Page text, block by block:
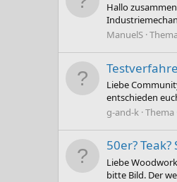
Hallo
ManuelS Thema
Liebe
entschieden
g-and-k Thema
50er?
Liebe
bitte Bild. Der